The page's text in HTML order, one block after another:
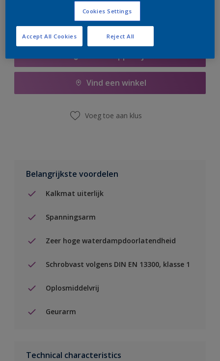
Vind een winkel
Voeg toe aan klus
Belangrijkste voordelen
Kalkmat uiterlijk
Spanningsarm
Zeer hoge waterdampdoorlatendheid
Schrobvast volgens DIN EN 13300, klasse 1
Oplosmiddelvrij
Geurarm
Technical characteristics
Cookies Settings
Reject All
Accept All Cookies